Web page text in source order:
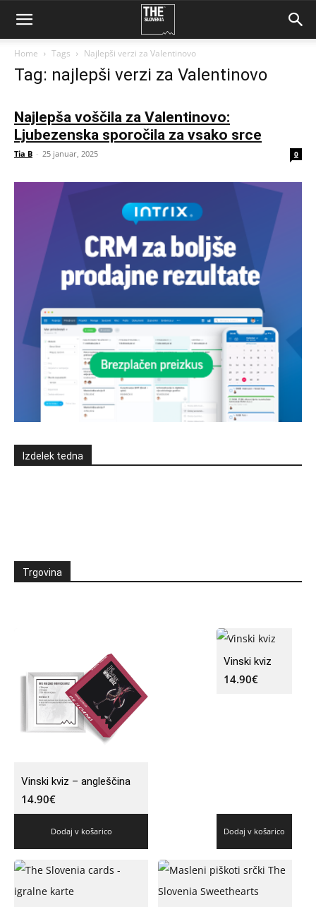
Home Tags Najlepši verzi za Valentinovo
Tag: najlepši verzi za Valentinovo
Najlepša voščila za Valentinovo:
Ljubezenska sporočila za vsako srce
Tia B - 25 januar, 2025 0
Izdelek tedna
Trgovina
Vinski kviz – angleščina
14.90€
Dodaj v košarico
Vinski kviz
14.90€
Dodaj v košarico